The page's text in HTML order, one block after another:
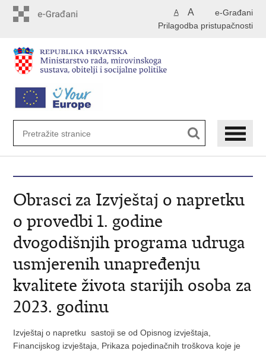
e-Građani
A A
Prilagodba pristupačnosti
Obrasci za Izvještaj o napretku
o provedbi 1. godine
dvogodišnjih programa udruga
usmjerenih unapređenju
kvalitete života starijih osoba za
2023. godinu
Izvještaj o napretku sastoji se od Opisnog izvještaja,
Financijskog izvještaja, Prikaza pojedinačnih troškova koje je